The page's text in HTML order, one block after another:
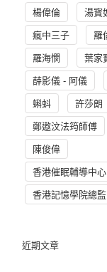
楊偉倫 湯寳
瘋中三子 羅
羅海憫 葉家
薛影儀 - 阿儀
蝌蚪 許莎朗
鄭遨汶法筠師傅
陳俊偉
香港催眠輔導中
香港記憶學院總監
近期文章